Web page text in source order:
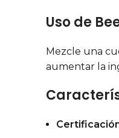
Uso de
Mezcle una
aumentar la